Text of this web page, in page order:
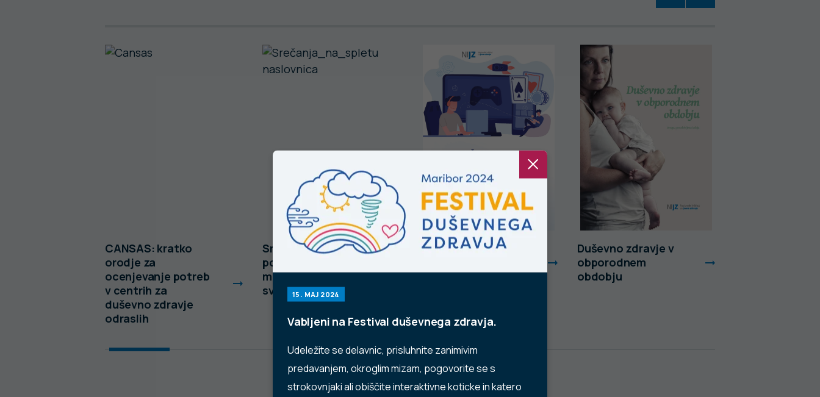
15. MAJ 2024
Vabljeni na Festival duševnega zdravja.
Udeležite se delavnic, prisluhnite zanimivim
predavanjem, okroglim mizam, pogovorite se s
strokovnjaki ali obiščite interaktivne koticke in katero
CANSAS: kratko
orodje za
ocenjevanje potreb
v centrih za
duševno zdravje
odraslih
Srečanja na spletu:
potrebe slovenske
mladine in spletno
svetovanje
Nekemične
Sloveniji
Duševno zdravje v
obporodnem
obdobju